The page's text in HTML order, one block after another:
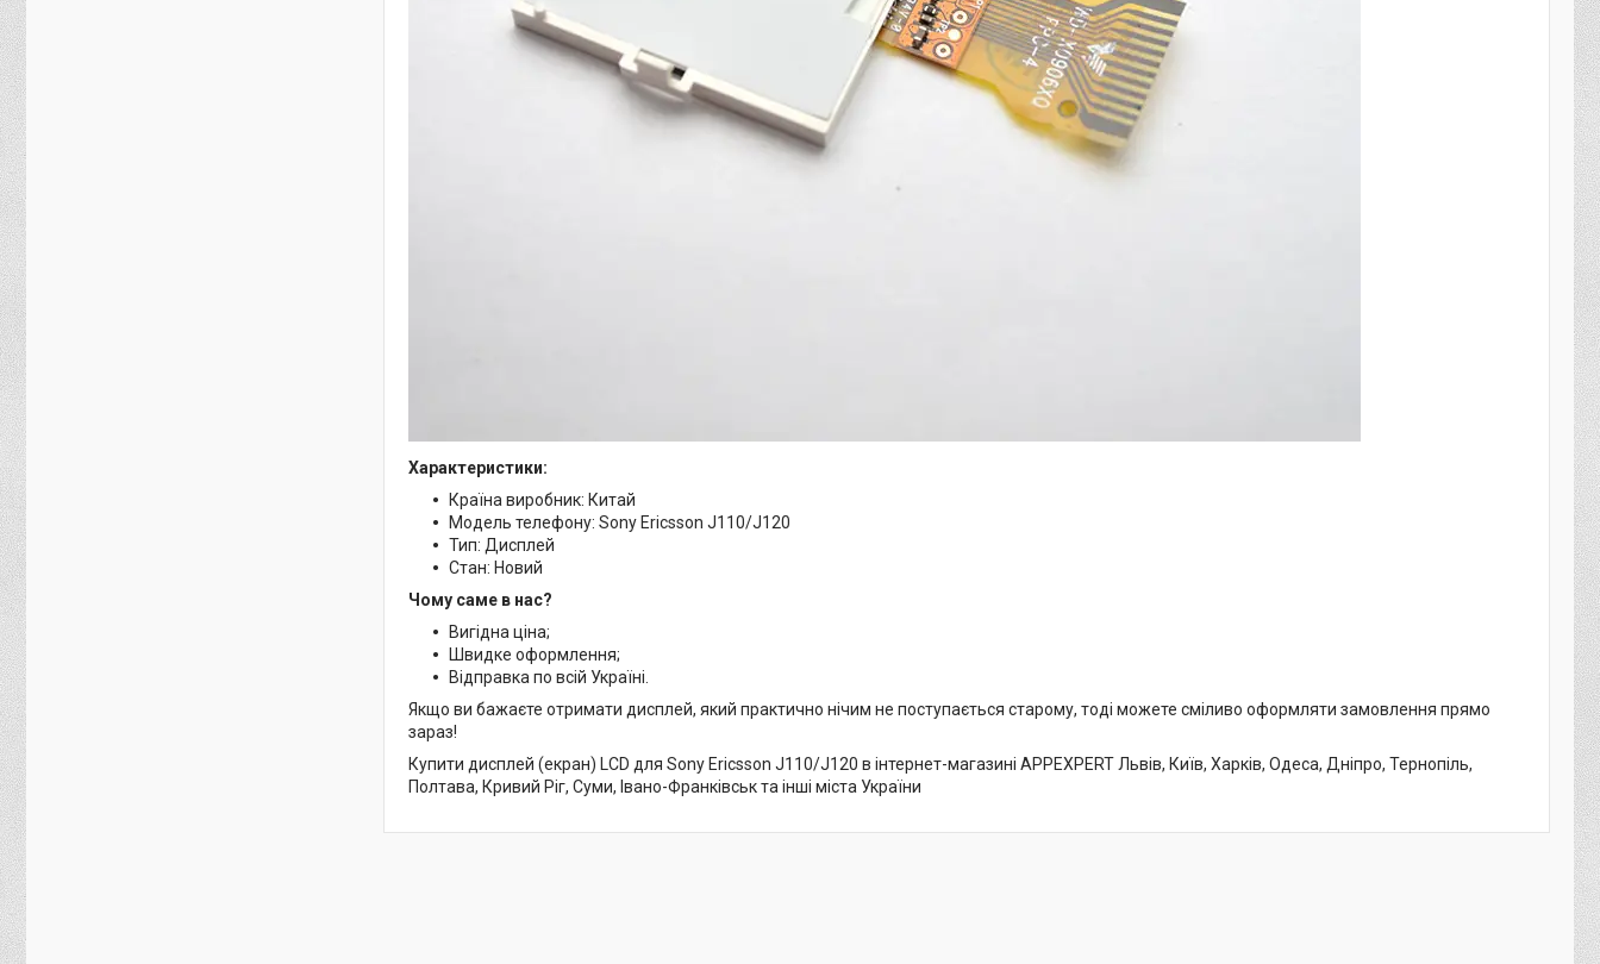
Характеристики:
Країна виробник: Китай
Модель телефону: Sony Ericsson J110/J120
Тип: Дисплей
Стан: Новий
Чому саме в нас?
Вигідна ціна;
Швидке оформлення;
Відправка по всій Україні.
Якщо ви бажаєте отримати дисплей, який практично нічим не поступається старому, тоді можете сміливо оформляти замовлення прямо
зараз!
Купити дисплей (екран) LCD для Sony Ericsson J110/J120 в інтернет-магазині APPEXPERT Львів, Київ, Харків, Одеса, Дніпро, Тернопіль,
Полтава, Кривий Ріг, Суми, Івано-Франківськ та інші міста України